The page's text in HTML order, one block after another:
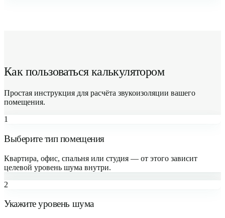
Как пользоваться калькулятором
Простая инструкция для расчёта звукоизоляции вашего
помещения.
1
Выберите тип помещения
Квартира, офис, спальня или студия — от этого зависит
целевой уровень шума внутри.
2
Укажите уровень шума